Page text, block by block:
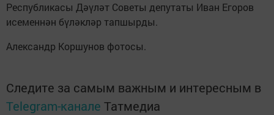
Республикасы Дәүләт Советы депутаты Иван Егоров
исеменнән бүләкләр тапшырды.
Александр Коршунов фотосы.
Следите за самым важным и интересным в
Telegram-канале Татмедиа